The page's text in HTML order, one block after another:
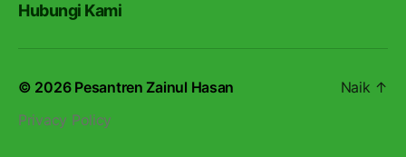
Hubungi Kami
© 2026 Pesantren Zainul Hasan
Privacy Policy
Naik ↑